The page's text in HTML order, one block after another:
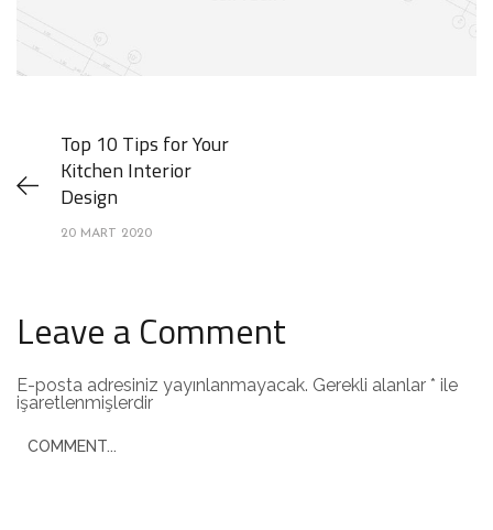
Top 10 Tips for Your
Kitchen Interior
Design
20 MART 2020
Leave a Comment
E-posta adresiniz yayınlanmayacak. Gerekli alanlar * ile
işaretlenmişlerdir